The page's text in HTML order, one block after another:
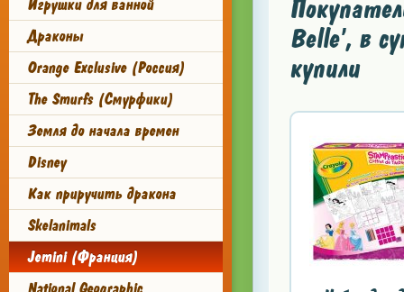
Игрушки для ванной
Драконы
Orange Exclusive (Россия)
The Smurfs (Смурфики)
Земля до начала времен
Disney
Как приручить дракона
Skelanimals
Jemini (Франция)
Belle', в
купили